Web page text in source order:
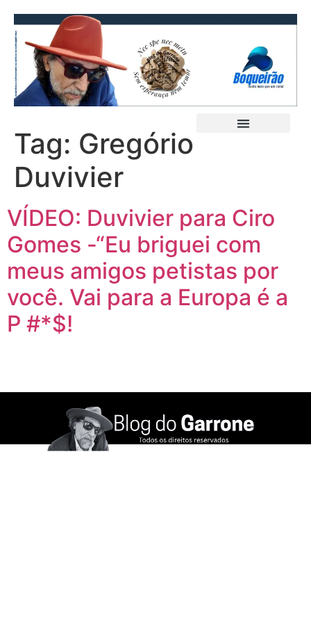
Tag: Gregório
Duvivier
VÍDEO: Duvivier para Ciro
Gomes -“Eu briguei com
meus amigos petistas por
você. Vai para a Europa é a
P #*$!